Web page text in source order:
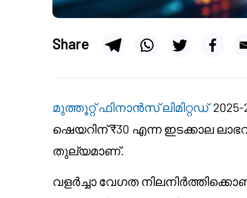
Share
മുത്തൂറ്റ് ഫിനാൻസ് ലിമിറ്റഡ്
ഷെയറിന് ₹30 എന്ന ഇടക്കാല
തുല്യമാണ്.
വളർച്ചാ വേഗത